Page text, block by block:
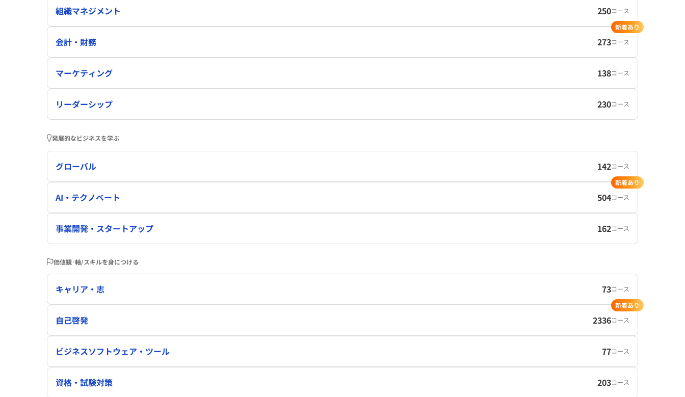
組織マネジメント 250コース
会計・財務 273コース
新着あり
マーケティング 138コース
リーダーシップ 230コース
発展的なビジネスを学ぶ
グローバル 142コース
AI・テクノベート 504コース
新着あり
事業開発・スタートアップ 162コース
価値観･軸/スキルを身につける
キャリア・志 73コース
自己啓発 2336コース
新着あり
ビジネスソフトウェア・ツール 77コース
資格・試験対策 203コース